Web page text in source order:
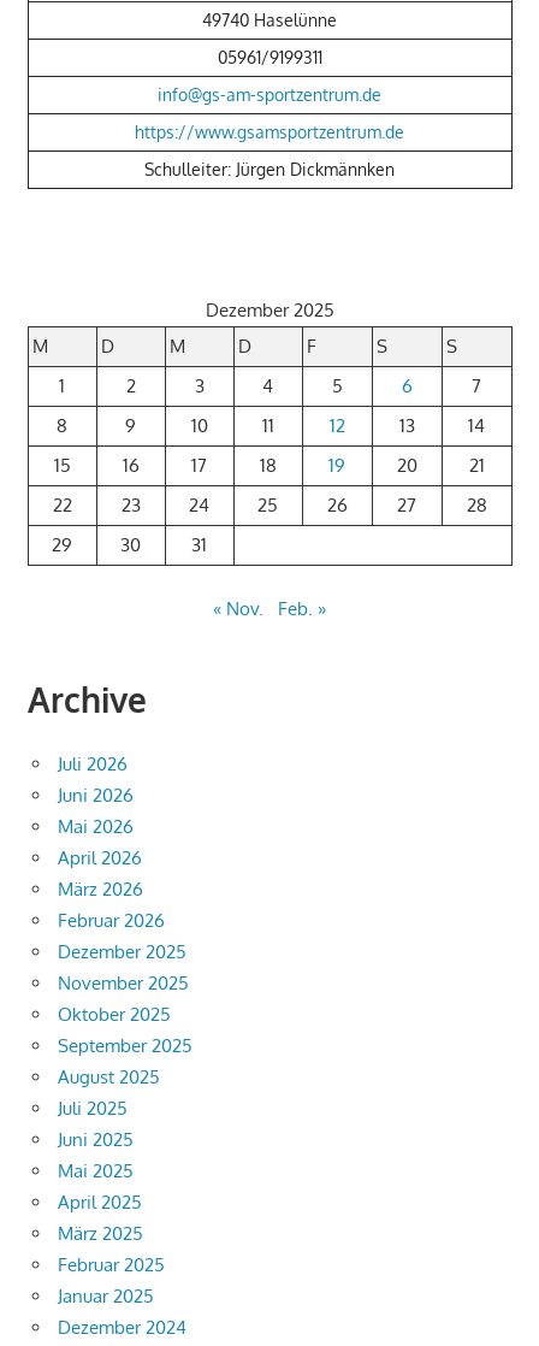
49740 Haselünne
05961/9199311
info@gs-am-sportzentrum.de
https://www.gsamsportzentrum.de
Schulleiter: Jürgen Dickmännken
Dezember 2025
M
D M D F S
S
1
2 3 4 5 6
7
8
9 10 11 12 13
14
15
16 17 18 19 20
21
22
23 24 25 26 27
28
29
30 31
« Nov. Feb. »
Archive
Juli 2026
Juni 2026
Mai 2026
April 2026
März 2026
Februar 2026
Dezember 2025
November 2025
Oktober 2025
September 2025
August 2025
Juli 2025
Juni 2025
Mai 2025
April 2025
März 2025
Februar 2025
Januar 2025
Dezember 2024